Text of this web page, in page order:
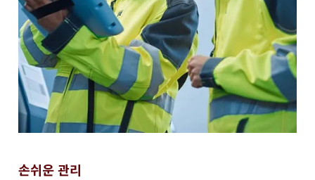
손쉬운 관리